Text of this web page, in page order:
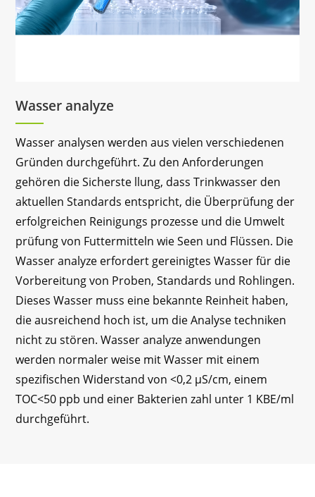
Wasser analyze
Wasser analysen werden aus vielen verschiedenen
Gründen durchgeführt. Zu den Anforderungen
gehören die Sicherste llung, dass Trinkwasser den
aktuellen Standards entspricht, die Überprüfung der
erfolgreichen Reinigungs prozesse und die Umwelt
prüfung von Futtermitteln wie Seen und Flüssen. Die
Wasser analyze erfordert gereinigtes Wasser für die
Vorbereitung von Proben, Standards und Rohlingen.
Dieses Wasser muss eine bekannte Reinheit haben,
die ausreichend hoch ist, um die Analyse techniken
nicht zu stören. Wasser analyze anwendungen
werden normaler weise mit Wasser mit einem
spezifischen Widerstand von <0,2 μS/cm, einem
TOC<50 ppb und einer Bakterien zahl unter 1 KBE/ml
durchgeführt.